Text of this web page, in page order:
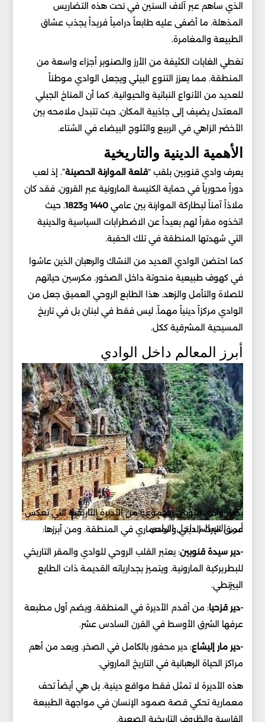
الذي ساهم عبر آلاف السنين في نحت هذه التضاريس
المذهلة. ما أضفى عليه طابعاً درامياً فريداً يجذب عشاق
الطبيعة والمغامرة.
تغطي الغابات الكثيفة من الأرز والصنوبر أجزاء واسعة من
المنطقة. مما يعزز التنوع البيئي ويجعل الوادي موطناً
للعديد من الأنواع النباتية والحيوانية. كما أن المناخ الجبلي
المعتدل يضيف إلى جاذبية المكان. حيث تتبدل ملامحه بين
الأخضر الزاهي في الربيع والثلوج البيضاء في الشتاء.
الأهمية الدينية والتاريخية
يعرف وادي قنوبين بلقب “قلعة الموارنة الحصينة”. إذ لعب
دوراً محورياً في حماية الكنيسة المارونية عبر القرون. فقد كان
ملاذاً آمناً لبطاركة الموارنة بين عامي1440 و1823. حيث
اتخذوه مقراً لهم بعيداً عن الاضطرابات السياسية والدينية
التي شهدتها المنطقة في تلك الحقبة.
كما احتضن الوادي العديد من النسّاك والرهبان الذين عاشوا
في كهوف طبيعية منحوتة داخل الصخور. مكرسين حياتهم
للصلاة والتأمل والزهد. هذا الطابع الروحي العميق جعل من
الوادي مركزاً دينياً مهماً. ليس فقط في لبنان بل في تاريخ
المسيحية المشرقية ككل.
أبرز المعالم داخل الوادي
أبرز المعالم داخل الوادي
يضم وادي قنوبين مجموعة من الأديرة التاريخية التي تعكس
عمق الإرث الديني والمعماري في المنطقة. ومن أبرزها:
-دير سيدة قنوبين: يعتبر القلب الروحي للوادي والمقر التاريخي
للبطريركية المارونية. ويتميز بجدارياته القديمة ذات الطابع
البيزنطي.
-دير قزحيا: من أقدم الأديرة في المنطقة. ويضم أول مطبعة
عرفها الشرق الأوسط في القرن السادس عشر.
-دير مار إليشاع: دير محفور بالكامل في الصخر. ويعد من أهم
مراكز الحياة الرهبانية في التاريخ الماروني.
هذه الأديرة لا تمثل فقط مواقع دينية. بل هي أيضاً تحف
معمارية تحكي قصة صمود الإنسان في مواجهة الطبيعة
القاسية والظروف التاريخية الصعبة.